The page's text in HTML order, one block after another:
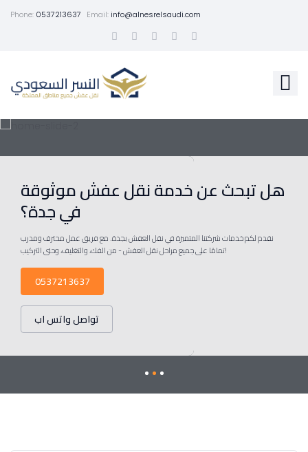
Phone: 0537213637 Email:info@alnesrelsaudi.com
هل تبحث عن خدمة نقل عفش موثوقة
في جدة؟
نقدم لكم خدمات شركتنا المتميزة في نقل العفش بجدة. مع فريق عمل محترف ومدرب
تمامًا على جميع مراحل نقل العفش - من الفك، والتغليف، وحتى التركيب!
0537213637
تواصل واتس اب